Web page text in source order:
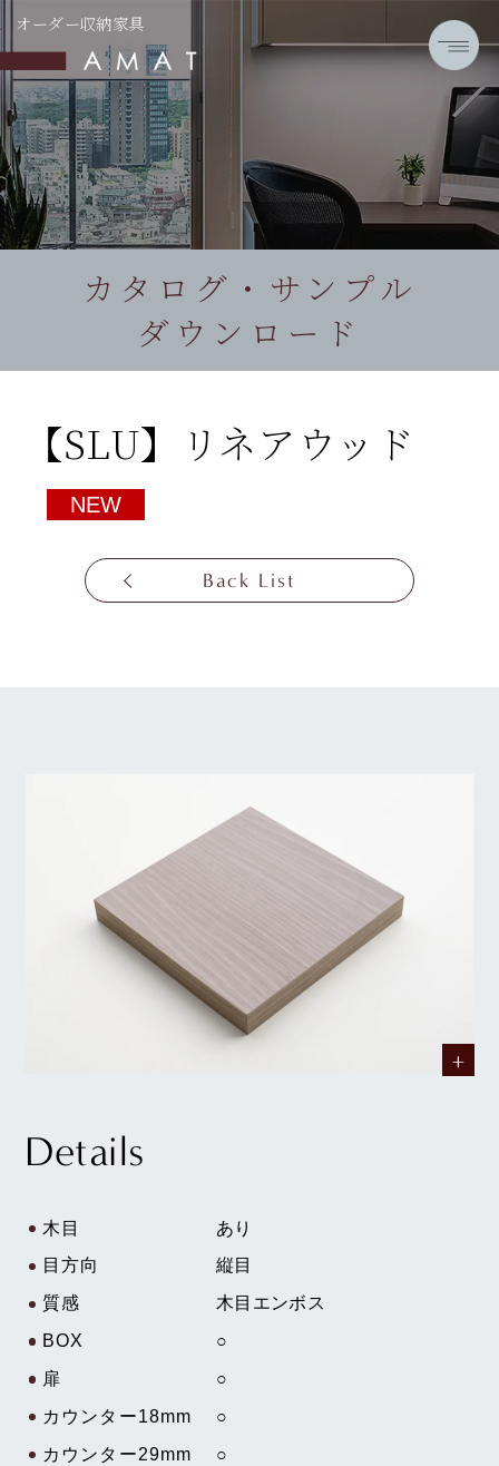
オーダー収納家具
カタログ・サンプル
ダウンロード
【SLU】リネアウッド
NEW
Back List
Details
木目
あり
目方向
縦目
質感
木目エンボス
BOX
○
扉
○
カウンター18mm
○
カウンター29mm
○